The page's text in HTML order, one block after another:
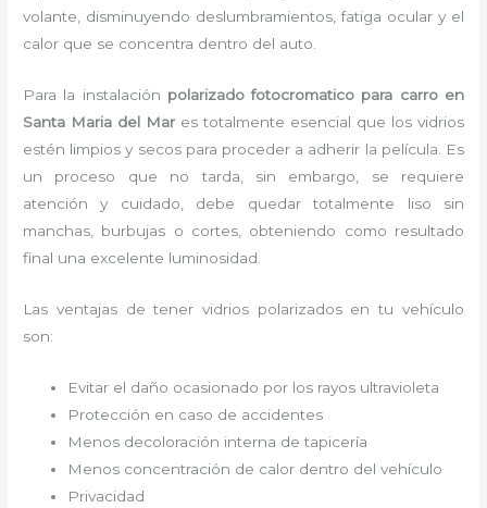
volante, disminuyendo deslumbramientos, fatiga ocular y el
calor que se concentra dentro del auto.
Para la instalación polarizado fotocromatico para carroen
Santa Maria del Mar es totalmente esencial que los vidrios
estén limpios y secos para proceder a adherir la película. Es
un proceso que no tarda, sin embargo, se requiere
atención y cuidado, debe quedar totalmente liso sin
manchas, burbujas o cortes, obteniendo como resultado
final una excelente luminosidad.
Las ventajas de tener vidrios polarizados en tu vehículo
son:
Evitar el daño ocasionado por los rayos ultravioleta
Protección en caso de accidentes
Menos decoloración interna de tapicería
Menos concentración de calor dentro del vehículo
Privacidad